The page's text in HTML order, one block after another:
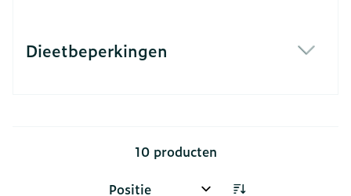
Dieetbeperkingen
10producten